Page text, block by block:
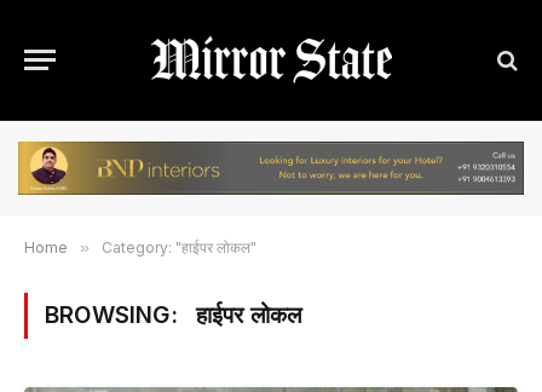
Home » Category: "हाईपर लोकल"
BROWSING: हाईपर लोकल